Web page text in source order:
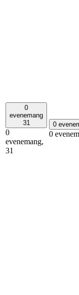
0
evenemang
31
0
evenemang,
31
0
0